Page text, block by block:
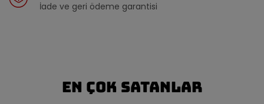
İade ve geri ödeme garantisi
En Çok Satanlar